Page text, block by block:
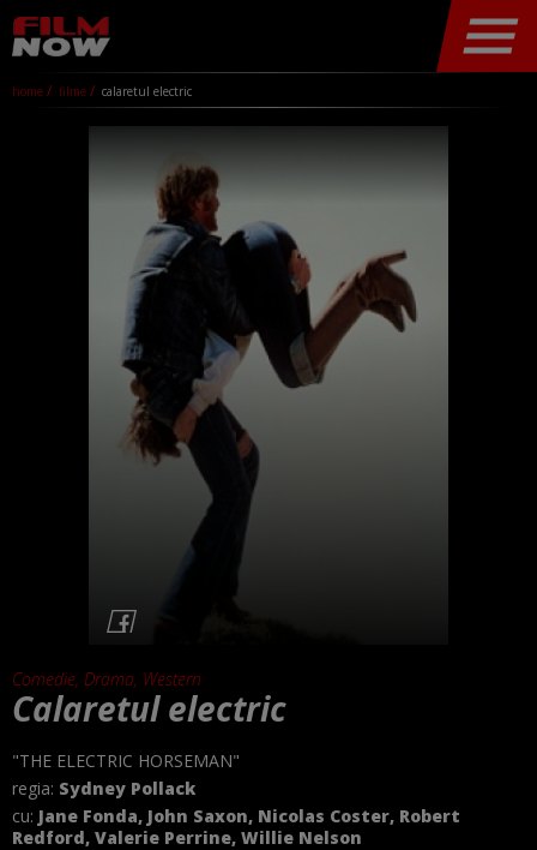
home filme calaretul electric
Comedie, Drama, Western
Calaretul electric
"THE ELECTRIC HORSEMAN"
regia: Sydney Pollack
cu: Jane Fonda, John Saxon, Nicolas Coster, Robert
Redford, Valerie Perrine, Willie Nelson